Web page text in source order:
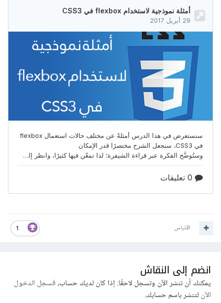
1 اقتباس
انضم إلى النقاش
يمكنك أن تنشر الآن وتسجل لاحقًا. إذا كان لديك حساب،فسجل الدخول
الآنلتنشر باسم حسابك.